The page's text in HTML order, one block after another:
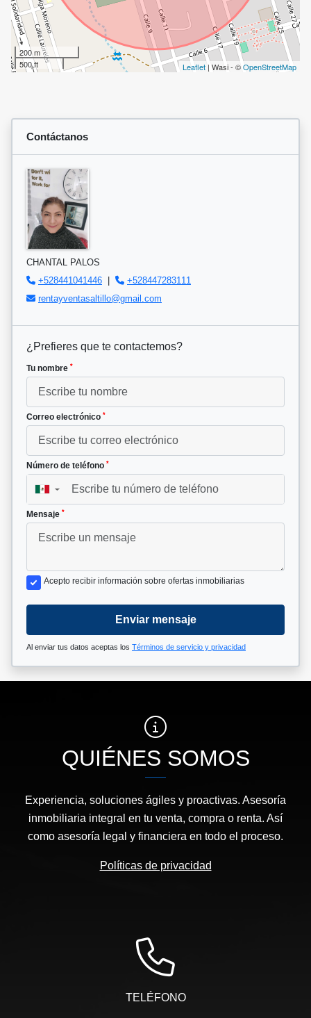
200 m
500 ft
Leaflet | Wasi - ©OpenStreetMap
Contáctanos
CHANTAL PALOS
+528441041446
+528447283111
rentayventasaltillo@gmail.com
¿Prefieres que te contactemos?
Tu nombre *
Correo electrónico *
Número de teléfono *
▼
Mensaje *
Acepto recibir información sobre ofertas inmobiliarias
Enviar mensaje
Al enviar tus datos aceptas los Términos de servicio y privacidad
QUIÉNES SOMOS
Experiencia, soluciones ágiles y proactivas. Asesoría
inmobiliaria integral en tu venta, compra o renta. Así
como asesoría legal y financiera en todo el proceso.
Políticas de privacidad
TELÉFONO